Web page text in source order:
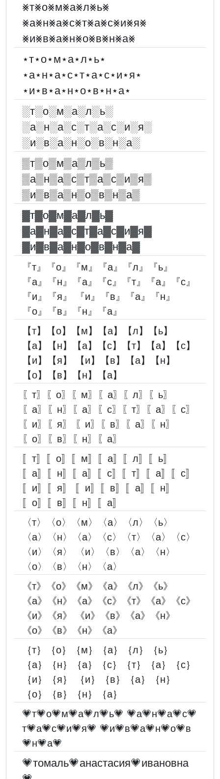
⨳т⨳о⨳м⨳а⨳л⨳ь⨳
⨳а⨳н⨳а⨳с⨳т⨳а⨳с⨳и⨳я⨳
⨳и⨳в⨳а⨳н⨳о⨳в⨳н⨳а⨳
⋆т⋆о⋆м⋆а⋆л⋆ь⋆
⋆а⋆н⋆а⋆с⋆т⋆а⋆с⋆и⋆я⋆
⋆и⋆в⋆а⋆н⋆о⋆в⋆н⋆а⋆
░︎т░︎о░︎м░︎а░︎л░︎ь░︎
░︎а░︎н░︎а░︎с░︎т░︎а░︎с░︎и░︎я░︎
░︎и░︎в░︎а░︎н░︎о░︎в░︎н░︎а░︎
▒т▒о▒м▒а▒л▒ь▒
▒а▒н▒а▒с▒т▒а▒с▒и▒я▒
▒и▒в▒а▒н▒о▒в▒н▒а▒
▓︎т▓︎о▓︎м▓︎а▓︎л▓︎ь▓︎
▓︎а▓︎н▓︎а▓︎с▓︎т▓︎а▓︎с▓︎и▓︎я▓︎
▓︎и▓︎в▓︎а▓︎н▓︎о▓︎в▓︎н▓︎а▓︎
『т』『о』『м』『а』『л』『ь』
『а』『н』『а』『с』『т』『а』『с』
『и』『я』 『и』『в』『а』『н』
『о』『в』『н』『а』
【т】【о】【м】【а】【л】【ь】
【а】【н】【а】【с】【т】【а】【с】
【и】【я】 【и】【в】【а】【н】
【о】【в】【н】【а】
〖т〗〖о〗〖м〗〖а〗〖л〗〖ь〗
〖а〗〖н〗〖а〗〖с〗〖т〗〖а〗〖с〗
〖и〗〖я〗 〖и〗〖в〗〖а〗〖н〗
〖о〗〖в〗〖н〗〖а〗
〚т〛〚о〛〚м〛〚а〛〚л〛〚ь〛
〚а〛〚н〛〚а〛〚с〛〚т〛〚а〛〚с〛
〚и〛〚я〛 〚и〛〚в〛〚а〛〚н〛
〚о〛〚в〛〚н〛〚а〛
〈т〉〈о〉〈м〉〈а〉〈л〉〈ь〉
〈а〉〈н〉〈а〉〈с〉〈т〉〈а〉〈с〉
〈и〉〈я〉 〈и〉〈в〉〈а〉〈н〉
〈о〉〈в〉〈н〉〈а〉
《т》《о》《м》《а》《л》《ь》
《а》《н》《а》《с》《т》《а》《с》
《и》《я》 《и》《в》《а》《н》
《о》《в》《н》《а》
｛т｝｛о｝｛м｝｛а｝｛л｝｛ь｝
｛а｝｛н｝｛а｝｛с｝｛т｝｛а｝｛с｝
｛и｝｛я｝ ｛и｝｛в｝｛а｝｛н｝
｛о｝｛в｝｛н｝｛а｝
💗т💗о💗м💗а💗л💗ь💗 💗а💗н💗а💗с💗
т💗а💗с💗и💗я💗 💗и💗в💗а💗н💗о💗в
💗н💗а💗
💗томаль💗анастасия💗ивановна